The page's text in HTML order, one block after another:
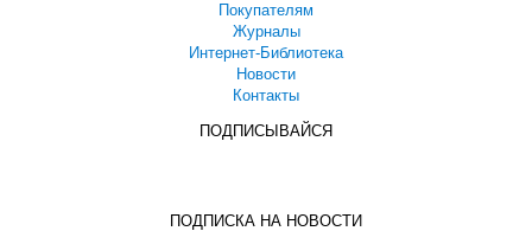
Покупателям
Журналы
Интернет-Библиотека
Новости
Контакты
ПОДПИСЫВАЙСЯ
ПОДПИСКА НА НОВОСТИ